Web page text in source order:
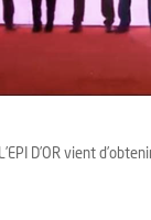
D’OR vient